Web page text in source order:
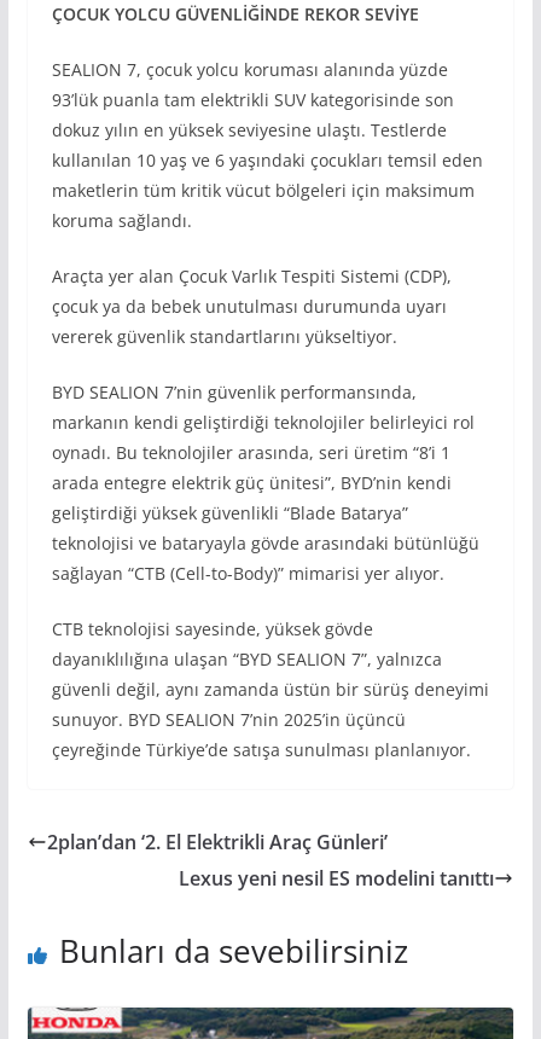
ÇOCUK YOLCU GÜVENLİĞİNDE REKOR SEVİYE
SEALION 7, çocuk yolcu koruması alanında yüzde
93’lük puanla tam elektrikli SUV kategorisinde son
dokuz yılın en yüksek seviyesine ulaştı. Testlerde
kullanılan 10 yaş ve 6 yaşındaki çocukları temsil eden
maketlerin tüm kritik vücut bölgeleri için maksimum
koruma sağlandı.
Araçta yer alan Çocuk Varlık Tespiti Sistemi (CDP),
çocuk ya da bebek unutulması durumunda uyarı
vererek güvenlik standartlarını yükseltiyor.
BYD SEALION 7’nin güvenlik performansında,
markanın kendi geliştirdiği teknolojiler belirleyici rol
oynadı. Bu teknolojiler arasında, seri üretim “8’i 1
arada entegre elektrik güç ünitesi”, BYD’nin kendi
geliştirdiği yüksek güvenlikli “Blade Batarya”
teknolojisi ve bataryayla gövde arasındaki bütünlüğü
sağlayan “CTB (Cell-to-Body)” mimarisi yer alıyor.
CTB teknolojisi sayesinde, yüksek gövde
dayanıklılığına ulaşan “BYD SEALION 7”, yalnızca
güvenli değil, aynı zamanda üstün bir sürüş deneyimi
sunuyor. BYD SEALION 7’nin 2025’in üçüncü
çeyreğinde Türkiye’de satışa sunulması planlanıyor.
2plan’dan ‘2. El Elektrikli Araç Günleri’
Lexus yeni nesil ES modelini tanıttı
Bunları da sevebilirsiniz